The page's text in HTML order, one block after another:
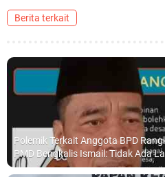
Berita terkait
Polemik Terkait Anggota BPD
PMD Bengkalis Ismail: Tidak Ada